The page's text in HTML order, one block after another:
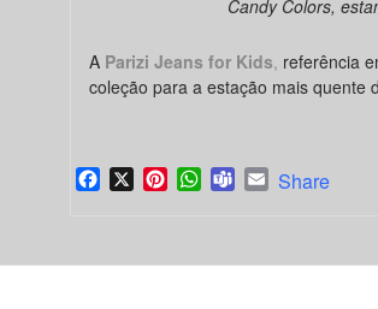
Candy Colors,
A Parizi Jeans for Kids, referência
coleção para a estação mais quente
Facebook
X PinterestWhatsApp
TeamsEmail
Share